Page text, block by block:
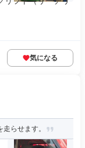
気になる
らせます。